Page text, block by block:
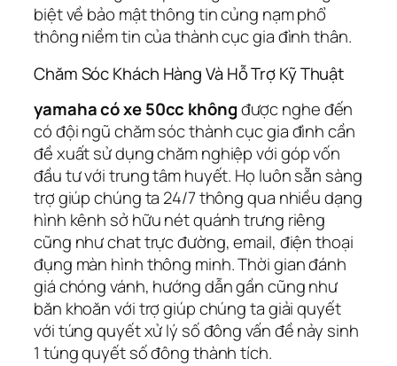
biệt về bảo mật thông tin củng nạm phổ
thông niềm tin của thành cục gia đình thân.
Chăm Sóc Khách Hàng Và Hỗ Trợ Kỹ Thuật
yamaha có xe 50cc khôngđược nghe đến
có đội ngũ chăm sóc thành cục gia đình cần
đề xuất sử dụng chăm nghiệp với góp vốn
đầu tư với trung tâm huyết. Họ luôn sẵn sàng
trợ giúp chúng ta 24/7 thông qua nhiều dạng
hình kênh sở hữu nét quánh trưng riêng
cũng như chat trực đường, email, điện thoại
đụng màn hình thông minh. Thời gian đánh
giá chóng vánh, hướng dẫn gần cũng như
băn khoăn với trợ giúp chúng ta giải quyết
với túng quyết xử lý số đông vấn đề nảy sinh
1 túng quyết số đông thành tích.